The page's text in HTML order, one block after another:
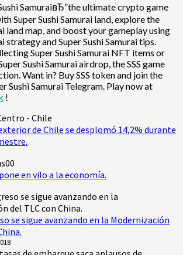
SamuraiвЂ”the ultimate crypto game
Super Sushi Samurai land, explore the
land map, and boost your gameplay using
strategy and Super Sushi Samurai tips.
Super Sushi Samurai NFT items or
Sushi Samurai airdrop, the SSS game
Want in? Buy SSS token and join the
Sushi Samurai Telegram. Play now at
!
de Chile se desplomó 14,2% durante
en vilo a la economía.
se sigue avanzando en la Modernización